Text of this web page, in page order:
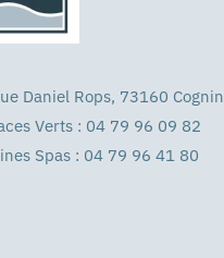
Daniel Rops, 73160 Cognin
Verts : 04 79 96 09 82
Spas : 04 79 96 41 80